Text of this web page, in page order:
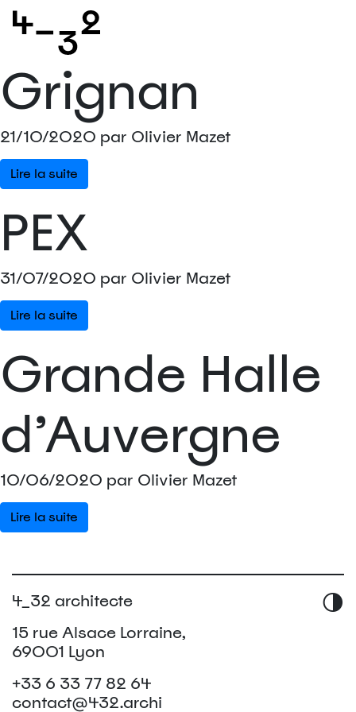
Château de
Grignan
21/10/2020 par Olivier Mazet
Lire la suite
PEX
31/07/2020 par Olivier Mazet
Lire la suite
Grande Halle
d’Auvergne
10/06/2020 par Olivier Mazet
Lire la suite
4_32 architecte
15 rue Alsace Lorraine,
69001 Lyon
+33 6 33 77 82 64
contact@432.archi